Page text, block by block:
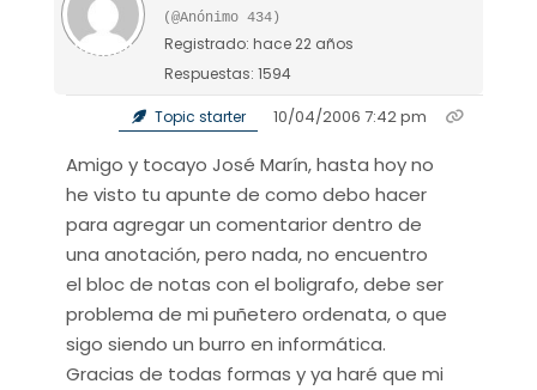
(@Anónimo 434)
Registrado: hace 22 años
Respuestas: 1594
Topic starter 10/04/2006 7:42 pm
Amigo y tocayo José Marín, hasta hoy no
he visto tu apunte de como debo hacer
para agregar un comentarior dentro de
una anotación, pero nada, no encuentro
el bloc de notas con el boligrafo, debe ser
problema de mi puñetero ordenata, o que
sigo siendo un burro en informática.
Gracias de todas formas y ya haré que mi